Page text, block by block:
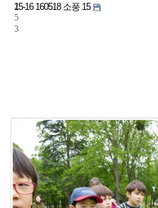
2
5
3
15-16 160518 소풍 15